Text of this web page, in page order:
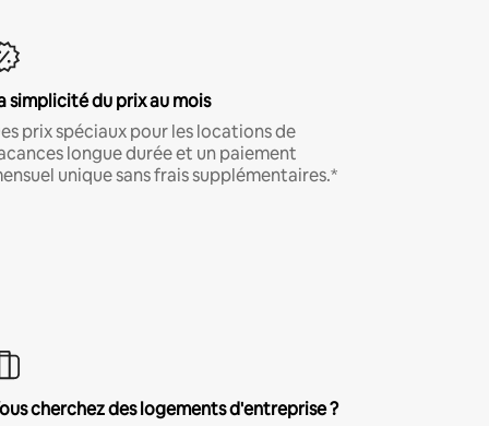
simplicité du prix au mois
prix spéciaux pour les locations de
longue durée et un paiement
unique sans frais supplémentaires.*
cherchez des logements d'entreprise ?